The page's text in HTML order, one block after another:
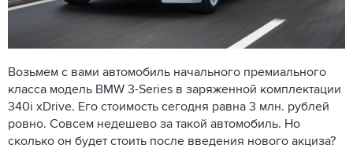
Возьмем с вами автомобиль начального премиального
класса модель BMW 3-Series в заряженной комплектации
340i xDrive. Его стоимость сегодня равна 3 млн. рублей
ровно. Совсем недешево за такой автомобиль. Но
сколько он будет стоить после введения нового акциза?